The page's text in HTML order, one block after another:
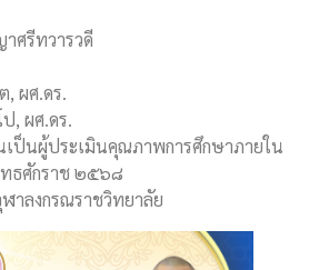
ศรีทวารวดี
ผศ.ดร.
, ผศ.ดร.
เป็นผู้ประเมินคุณภาพการศึกษาภายใน
ธศักราช ๒๕๖๘
าลงกรณราชวิทยาลัย